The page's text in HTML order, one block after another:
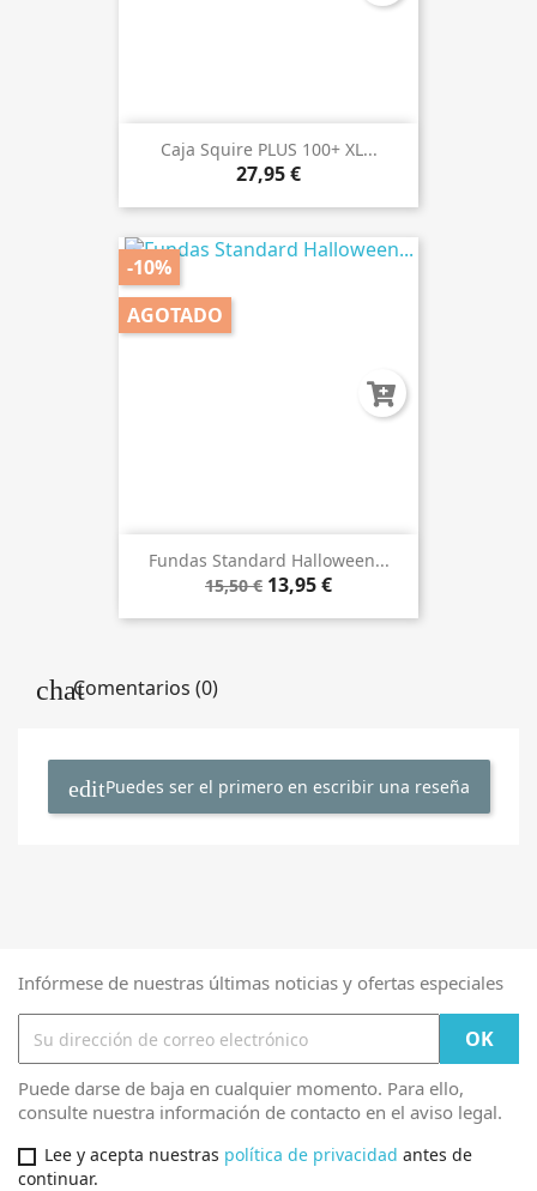
Caja Squire PLUS 100+ XL...
27,95 €
Fundas Standard Halloween...
15,50 € 13,95 €
-10%
AGOTADO
Comentarios (0)
Puedes ser el primero en escribir una reseña
Infórmese de nuestras últimas noticias y ofertas especiales
Puede darse de baja en cualquier momento. Para ello,
consulte nuestra información de contacto en el aviso legal.
Lee y acepta nuestras política de privacidad antes de
continuar.